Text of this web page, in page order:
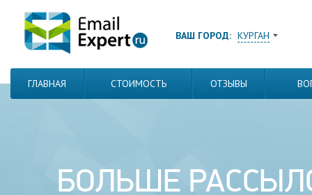
ВАШ ГОРОД: КУРГАН
ГЛАВНАЯ СТОИМОСТЬ ОТЗЫВЫ